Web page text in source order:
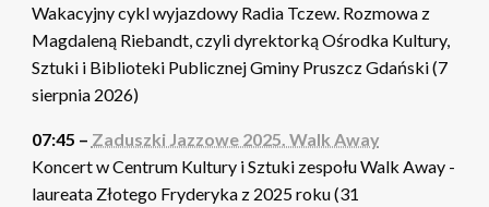
Wakacyjny cykl wyjazdowy Radia Tczew. Rozmowa z
Magdaleną Riebandt, czyli dyrektorką Ośrodka Kultury,
Sztuki i Biblioteki Publicznej Gminy Pruszcz Gdański (7
sierpnia 2026)
07:45 – Zaduszki Jazzowe 2025. Walk Away
Koncert w Centrum Kultury i Sztuki zespołu Walk Away -
laureata Złotego Fryderyka z 2025 roku (31